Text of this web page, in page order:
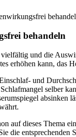
behandeln
und die
erhöhen kann, das
und
selber
absinken
auf dieses Thema
die